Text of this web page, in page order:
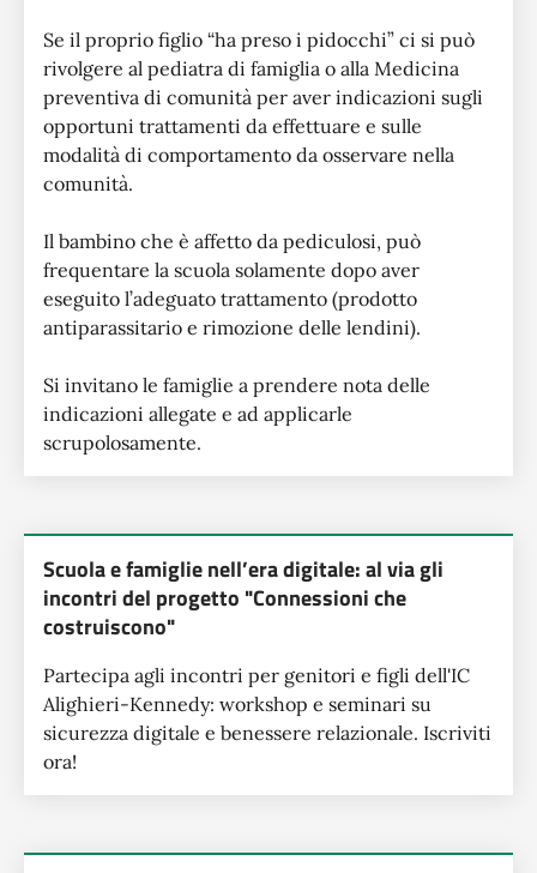
Se il proprio figlio “ha preso i pidocchi” ci si può
rivolgere al pediatra di famiglia o alla Medicina
preventiva di comunità per aver indicazioni sugli
opportuni trattamenti da effettuare e sulle
modalità di comportamento da osservare nella
comunità.
Il bambino che è affetto da pediculosi, può
frequentare la scuola solamente dopo aver
eseguito l’adeguato trattamento (prodotto
antiparassitario e rimozione delle lendini).
Si invitano le famiglie a prendere nota delle
indicazioni allegate e ad applicarle
scrupolosamente.
Scuola e famiglie nell’era digitale: al via gli
incontri del progetto "Connessioni che
costruiscono"
Partecipa agli incontri per genitori e figli dell'IC
Alighieri-Kennedy: workshop e seminari su
sicurezza digitale e benessere relazionale. Iscriviti
ora!